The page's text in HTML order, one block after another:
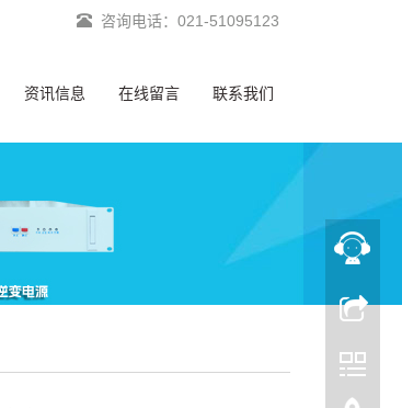
咨询电话：021-51095123
资讯信息 在线留言 联系我们